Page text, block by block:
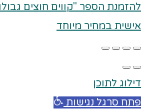
להזמנת הספר "קווים חוצים
אישית במחיר מיוחד
דילוג לתוכן
פתח סרגל נגישות